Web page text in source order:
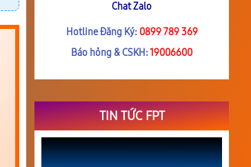
Chat Zalo
Hotline Đăng Ký: 0899 789 369
Báo hỏng & CSKH:19006600
TIN TỨC FPT